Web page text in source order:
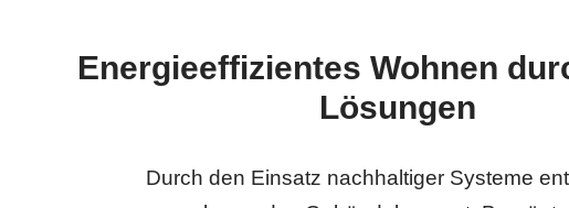
Energieeffizientes Wohnen
Lösungen
Durch den Einsatz nachhaltiger Systeme